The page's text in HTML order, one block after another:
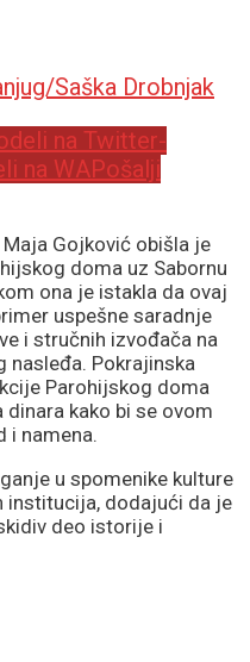
Saška Drobnjak
na Twitter-
na WAPošalji
Gojković obišla je
doma uz Sabornu
ona je istakla da ovaj
uspešne saradnje
i stručnih izvođača na
nasleđa. Pokrajinska
Parohijskog doma
kako bi se ovom
i namena.
u spomenike kulture
institucija, dodajući da je
deo istorije i